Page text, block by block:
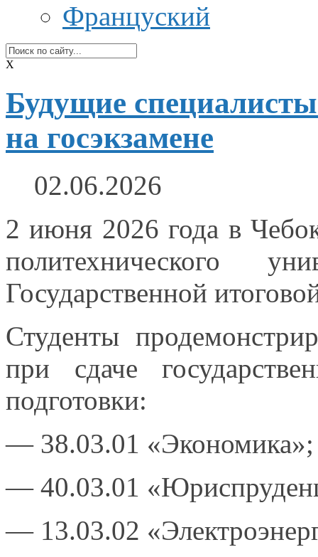
Француский
X
Будущие
на госэкзамене
02.06.2026
2 июня 2026 года в
политехнического
Государственной
Студенты
при сдаче
подготовки:
— 38.03.01 «Экономика»;
— 40.03.01
— 13.03.02